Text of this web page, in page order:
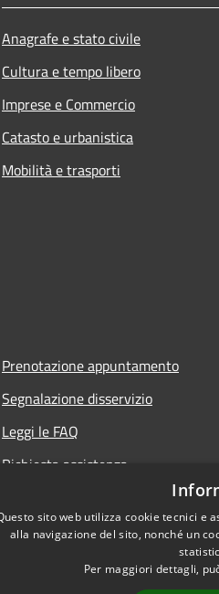
Anagrafe e stato civile
Cultura e tempo libero
Imprese e Commercio
Catasto e urbanistica
Mobilità e trasporti
Prenotazione appuntamento
Segnalazione disservizio
Leggi le FAQ
Richiesta assistenza
sito web utilizza cookie tecnici e
alla navigazione del sito, nonché un
Per maggiori dettagli,